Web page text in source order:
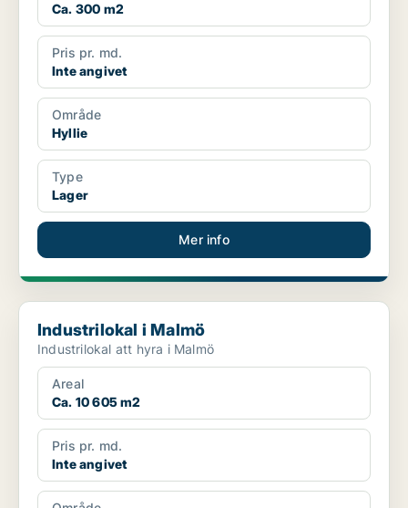
Ca. 300 m2
Pris pr. md.
Inte angivet
Område
Hyllie
Type
Lager
Mer info
Industrilokal i Malmö
Industrilokal i Malmö
Industrilokal att hyra i Malmö
Areal
Ca. 10 605 m2
Pris pr. md.
Inte angivet